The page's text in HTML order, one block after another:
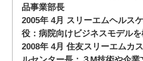
品事業部長
2005年 4月 スリーエムヘルス
役：病院向けビジネスモデル
2008年 4月 住友スリーエムカ